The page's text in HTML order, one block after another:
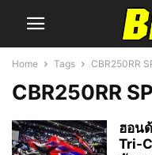
Home Tags CBR250RR
CBR250RR SP
ฮอน
Tri-